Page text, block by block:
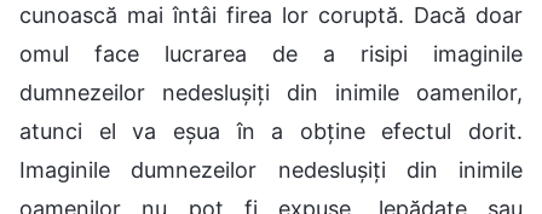
cunoască mai întâi firea lor coruptă. Dacă doar
omul face lucrarea de a risipi imaginile
dumnezeilor nedeslușiți din inimile oamenilor,
atunci el va eșua în a obține efectul dorit.
Imaginile dumnezeilor nedeslușiți din inimile
oamenilor nu pot fi expuse, lepădate sau